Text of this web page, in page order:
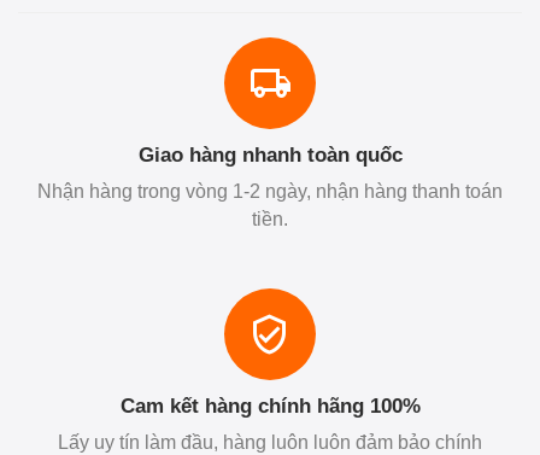
Giao hàng nhanh toàn quốc
Nhận hàng trong vòng 1-2 ngày, nhận hàng thanh toán
tiền.
Cam kết hàng chính hãng 100%
Lấy uy tín làm đầu, hàng luôn luôn đảm bảo chính